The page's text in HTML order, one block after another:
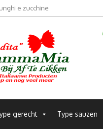
e zucchine
gerecht Type sauzen